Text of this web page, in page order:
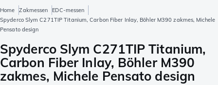
Home Zakmessen
EDC-messen
Spyderco Slym C271TIP Titanium, Carbon Fiber Inlay, Böhler M390 zakmes, Michele
Pensato design
Spyderco Slym C271TIP Titanium,
Carbon Fiber Inlay, Böhler M390
zakmes, Michele Pensato design